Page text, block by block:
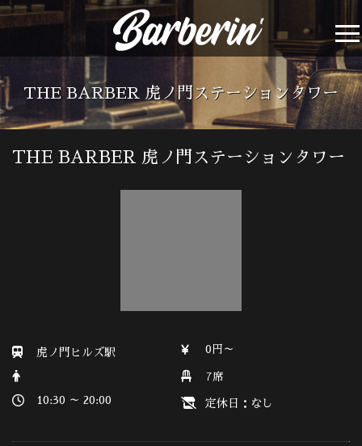
THE BARBER 虎ノ門ステーションタワー
THE BARBER 虎ノ門ステーションタワー
虎ノ門ヒルズ駅
10:30 ～ 20:00
0円～
7席
定休日：なし